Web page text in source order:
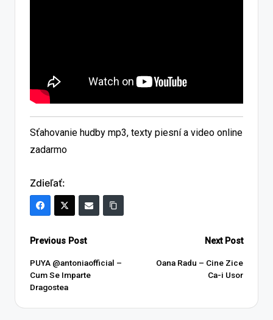
Sťahovanie hudby mp3, texty piesní a video online
zadarmo
Zdieľať:
Post
navigation
Previous Post
PUYA ‪@antoniaofficial‬ –
Cum Se Imparte
Dragostea
Next Post
Oana Radu – Cine Zice
Ca-i Usor